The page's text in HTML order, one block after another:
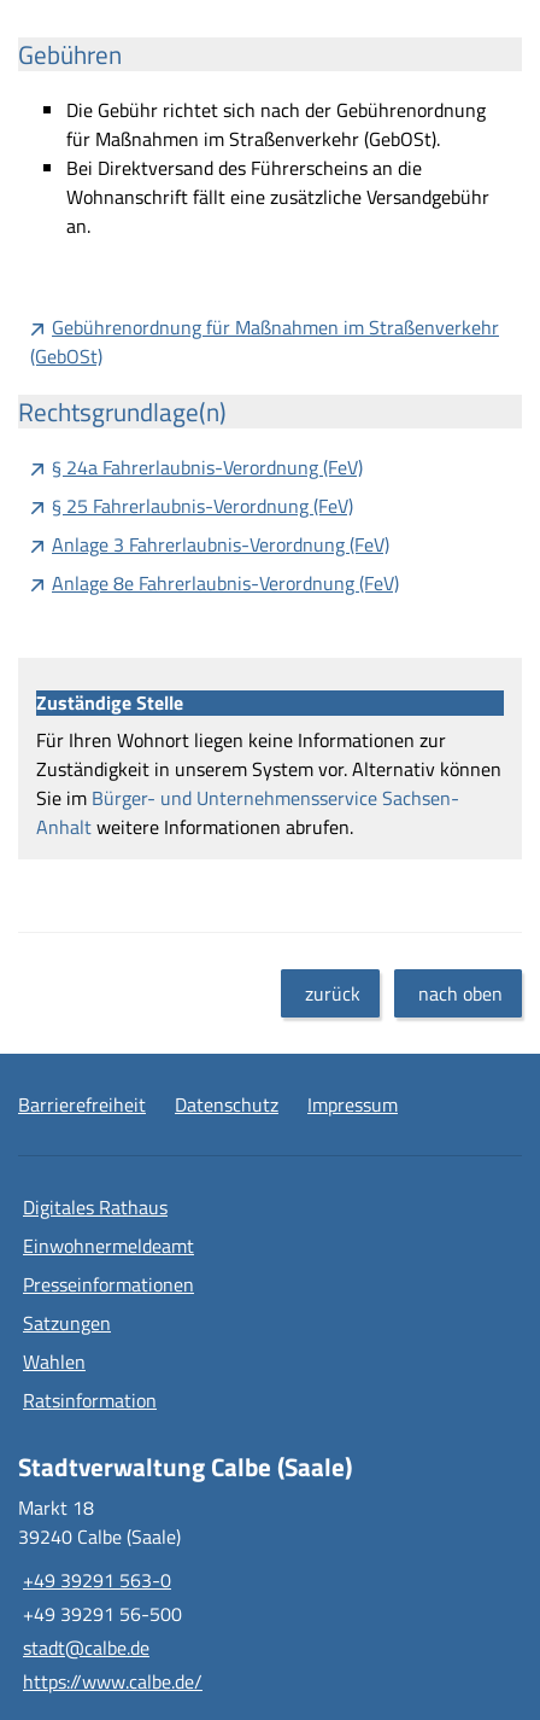
Gebühren
Die Gebühr richtet sich nach der Gebührenordnung
für Maßnahmen im Straßenverkehr (GebOSt).
Bei Direktversand des Führerscheins an die
Wohnanschrift fällt eine zusätzliche Versandgebühr
an.
Gebührenordnung für Maßnahmen im Straßenverkehr
(GebOSt)
Rechtsgrundlage(n)
§ 24a Fahrerlaubnis-Verordnung (FeV)
§ 25 Fahrerlaubnis-Verordnung (FeV)
Anlage 3 Fahrerlaubnis-Verordnung (FeV)
Anlage 8e Fahrerlaubnis-Verordnung (FeV)
Zuständige Stelle
Für Ihren Wohnort liegen keine Informationen zur
Zuständigkeit in unserem System vor. Alternativ können
Sie im Bürger- und Unternehmensservice Sachsen-
Anhaltweitere Informationen abrufen.
zurück nach oben
Barrierefreiheit Datenschutz Impressum
Digitales Rathaus
Einwohnermeldeamt
Presseinformationen
Satzungen
Wahlen
Ratsinformation
Stadtverwaltung Calbe (Saale)
Markt 18
39240 Calbe (Saale)
+49 39291 563-0
+49 39291 56-500
stadt@calbe.de
https://www.calbe.de/